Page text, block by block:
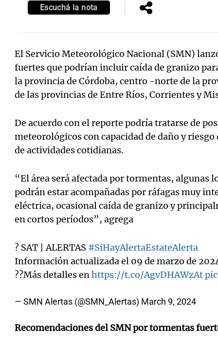
Escuchá la nota
El Servicio Meteorológico Nacional (SMN)
fuertes que podrían incluir caída de granizo
la provincia de Córdoba, centro -norte de la
de las provincias de Entre Ríos, Corrientes y
De acuerdo con el reporte podría tratarse de
meteorológicos con capacidad de daño y
de actividades cotidianas.
“El área será afectada por tormentas, algunas
podrán estar acompañadas por ráfagas muy
eléctrica, ocasional caída de granizo y
en cortos períodos”, agrega
? SAT | ALERTAS #SiHayAlertaEstateAlerta
Información actualizada el 09 de marzo de
??Más detalles enhttps://t.co/AgvDHAWzAt
— SMN Alertas (@SMN_Alertas) March 9, 2024
Recomendaciones del SMN por tormentas